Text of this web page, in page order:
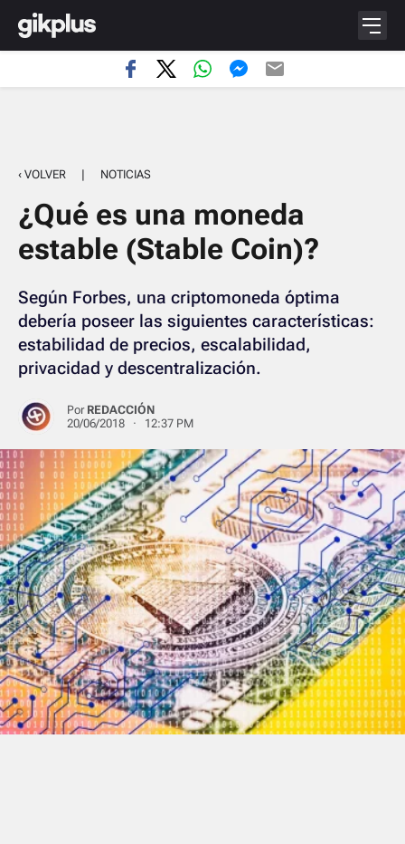
‹ VOLVER | NOTICIAS
¿Qué es una moneda
estable (Stable Coin)?
Según Forbes, una criptomoneda óptima
debería poseer las siguientes características:
estabilidad de precios, escalabilidad,
privacidad y descentralización.
Por REDACCIÓN
20/06/2018 · 12:37 PM